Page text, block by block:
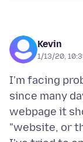
Kevin
1/13/20,
I'm facing
since many
webpage it
"website, or